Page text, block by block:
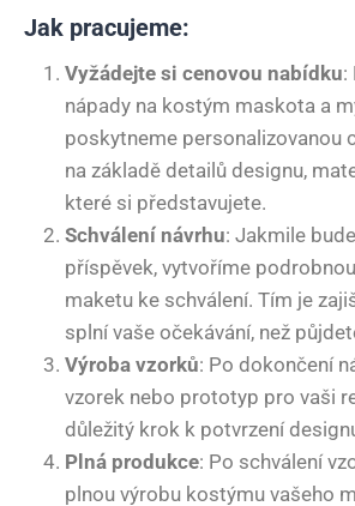
Jak pracujeme:
Vyžádejte si cenovou nabídku:
nápady na kostým maskota a
poskytneme personalizovanou
na základě detailů designu,
které si představujete.
Schválení návrhu: Jakmile
příspěvek, vytvoříme
maketu ke schválení. Tím je
splní vaše očekávání, než
Výroba vzorků: Po dokončení
vzorek nebo prototyp pro vaši
důležitý krok k potvrzení
Plná produkce: Po schválení
plnou výrobu kostýmu vašeho